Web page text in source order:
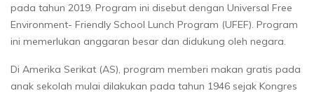
pada tahun 2019. Program ini disebut dengan Universal Free
Environment- Friendly School Lunch Program (UFEF). Program
ini memerlukan anggaran besar dan didukung oleh negara.
Di Amerika Serikat (AS), program memberi makan gratis pada
anak sekolah mulai dilakukan pada tahun 1946 sejak Kongres